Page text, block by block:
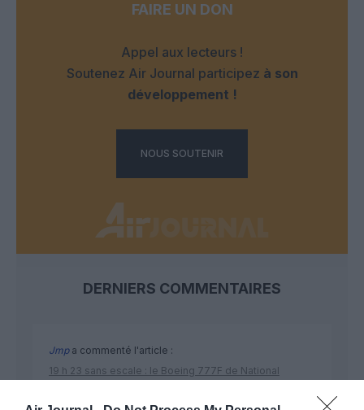
FAIRE UN DON
Appel aux lecteurs !
Soutenez Air Journal participez à son
développement !
NOUS SOUTENIR
DERNIERS COMMENTAIRES
Jmpa commenté l'article :
19 h 23 sans escale : le Boeing 777F de National